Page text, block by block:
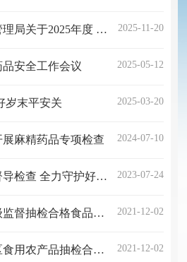
2025-11-20
• 阿里地区市场监督管理局关于2025年度 食品及食用农产品安全监督抽检 结果分析的公告
2025-05-12
品安全工作会议
2025-03-20
岁末平安关
2024-07-10
麻精药品专项检查
2023-07-24
• 阿里地区开展专项督导检查 全力守护好老百姓的“米袋子”“油罐子”
2021-12-02
• 2021年阿里地区本级监督抽检合格食品公示信息
2021-12-02
• 2021年西藏阿里地区食用农产品抽检合格公示信息表